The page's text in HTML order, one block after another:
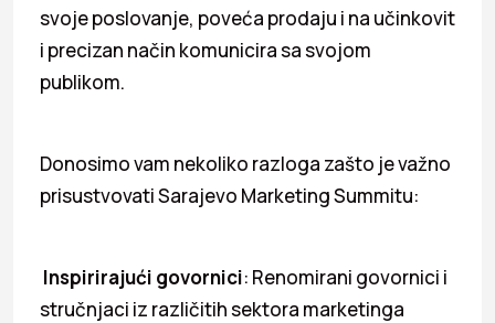
svoje poslovanje, poveća prodaju i na učinkovit
i precizan način komunicira sa svojom
publikom.
Donosimo vam nekoliko razloga zašto je važno
prisustvovati Sarajevo Marketing Summitu:
Inspirirajući govornici: Renomirani govornici i
stručnjaci iz različitih sektora marketinga